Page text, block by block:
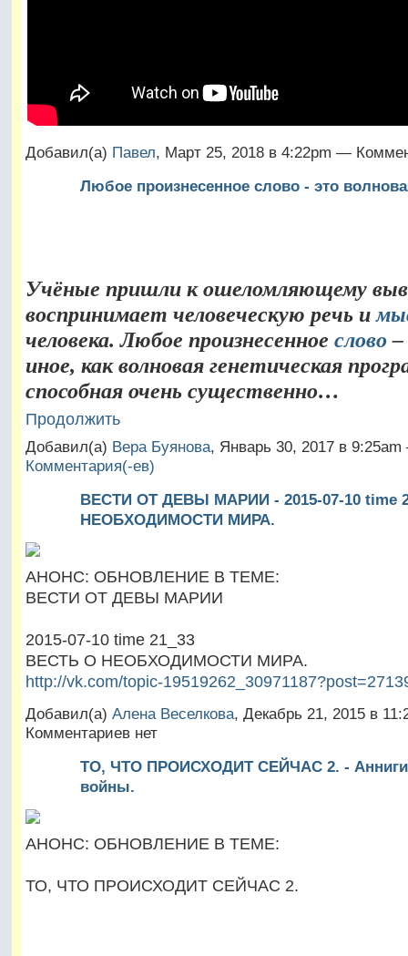
Добавил(а) Павел, Март 25, 2018 в 4:22pm —
Любое произнесенное слово - это
Учёные пришли к ошеломляющему
воспринимает человеческую речь и
человека. Любое произнесенное слово–
иное, как волновая генетическая
способная очень существенно…
Продолжить
Добавил(а) Вера Буянова, Январь 30, 2017 в
Комментария(-ев)
ВЕСТИ ОТ ДЕВЫ МАРИИ - 2015-07-10 time
НЕОБХОДИМОСТИ МИРА.
АНОНС: ОБНОВЛЕНИЕ В ТЕМЕ:
ВЕСТИ ОТ ДЕВЫ МАРИИ
2015-07-10 time 21_33
ВЕСТЬ О НЕОБХОДИМОСТИ МИРА.
http://vk.com/topic-
Добавил(а) Алена Веселкова, Декабрь 21, 2015 в
Комментариев нет
ТО, ЧТО ПРОИСХОДИТ СЕЙЧАС 2. -
войны.
АНОНС: ОБНОВЛЕНИЕ В ТЕМЕ:
ТО, ЧТО ПРОИСХОДИТ СЕЙЧАС 2.